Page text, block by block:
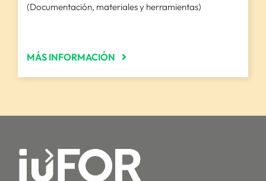
(Documentación, materiales y herramientas)
MÁS INFORMACIÓN